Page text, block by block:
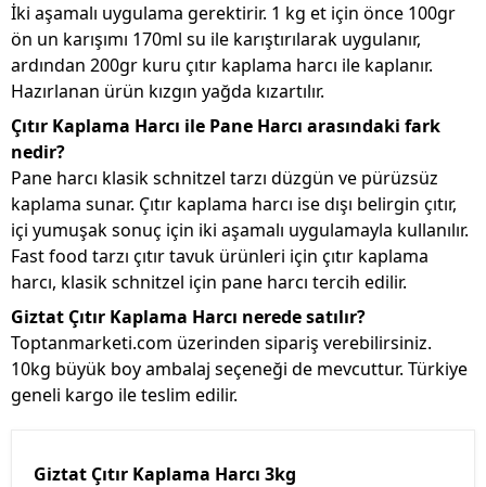
İki aşamalı uygulama gerektirir. 1 kg et için önce 100gr
ön un karışımı 170ml su ile karıştırılarak uygulanır,
ardından 200gr kuru çıtır kaplama harcı ile kaplanır.
Hazırlanan ürün kızgın yağda kızartılır.
Çıtır Kaplama Harcı ile Pane Harcı arasındaki fark
nedir?
Pane harcı klasik schnitzel tarzı düzgün ve pürüzsüz
kaplama sunar. Çıtır kaplama harcı ise dışı belirgin çıtır,
içi yumuşak sonuç için iki aşamalı uygulamayla kullanılır.
Fast food tarzı çıtır tavuk ürünleri için çıtır kaplama
harcı, klasik schnitzel için pane harcı tercih edilir.
Giztat Çıtır Kaplama Harcı nerede satılır?
Toptanmarketi.com üzerinden sipariş verebilirsiniz.
10kg büyük boy ambalaj seçeneği de mevcuttur. Türkiye
geneli kargo ile teslim edilir.
Giztat Çıtır Kaplama Harcı 3kg